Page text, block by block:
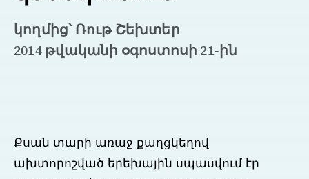
կողմից՝ Ռութ Շեխտեր
2014 թվականի օգոստոսի 21-ին
Քսան տարի առաջ քաղցկեղով
ախտորոշված երեխային սպասվում էր